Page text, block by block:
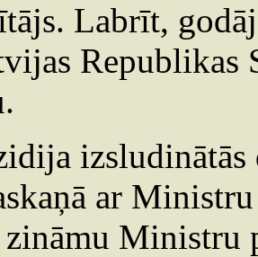
Labrīt,
Republikas
izsludinātās
ar
Ministru